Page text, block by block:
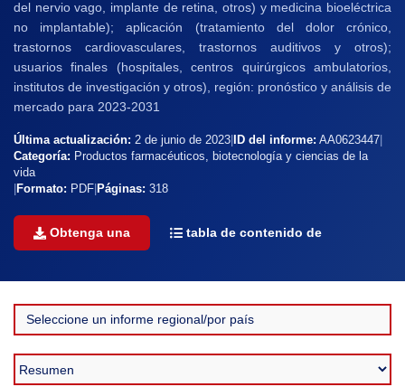
del nervio vago, implante de retina, otros) y medicina bioeléctrica
no implantable); aplicación (tratamiento del dolor crónico,
trastornos cardiovasculares, trastornos auditivos y otros);
usuarios finales (hospitales, centros quirúrgicos ambulatorios,
institutos de investigación y otros), región: pronóstico y análisis de
mercado para 2023-2031
Última actualización: 2 de junio de 2023 ID del informe: AA0623447
Categoría: Productos farmacéuticos, biotecnología y ciencias de la
vida
Formato: PDF Páginas: 318
Obtenga una tabla de contenido de